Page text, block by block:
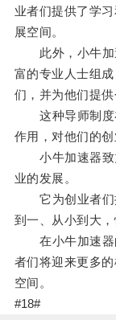
业者们提供了学
展空间。
此外，小牛加
富的专业人士组
们，并为他们提供
这种导师制度
作用，对他们的
小牛加速器致
业的发展。
它为创业者们
到一、从小到大，
在小牛加速器
者们将迎来更多
空间。
#18#